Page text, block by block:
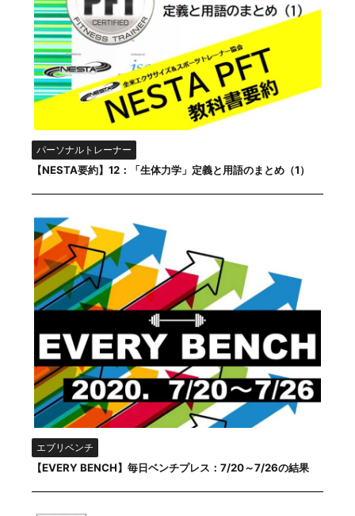
パーソナルトレーナー
【NESTA要約】12：「生体力学」定義と用語のまとめ（1）
エブリベンチ
【EVERY BENCH】毎日ベンチプレス：7/20～7/26の結果